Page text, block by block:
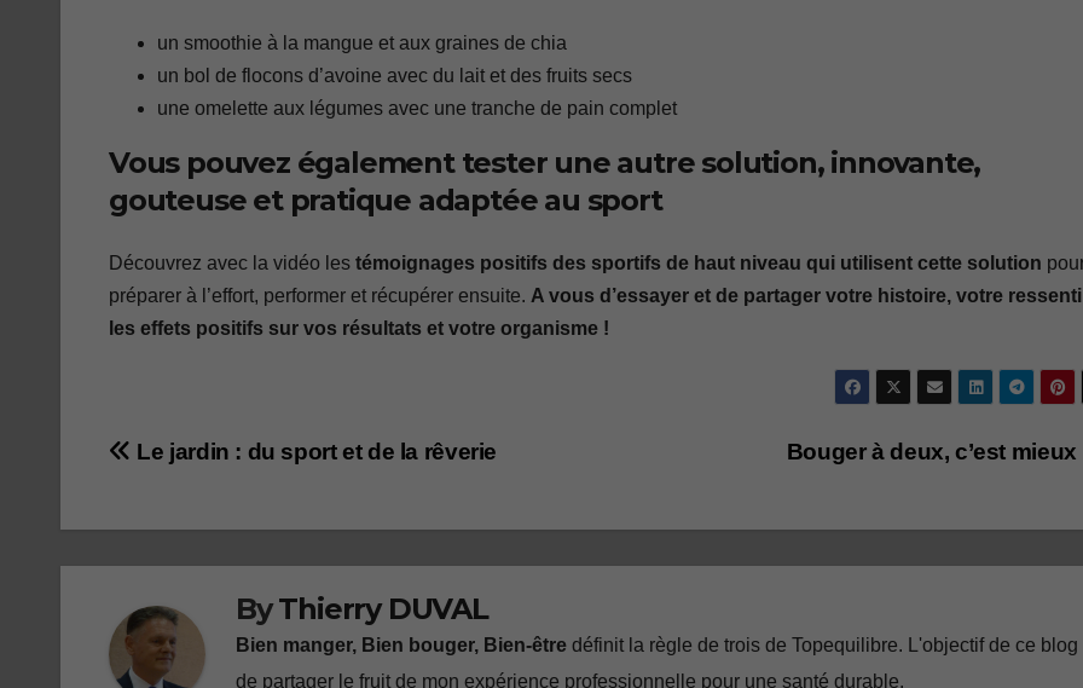
un smoothie à la mangue et aux graines de chia
un bol de flocons d’avoine avec du lait et des fruits secs
une omelette aux légumes avec une tranche de pain complet
Vous pouvez également tester une autre solution, innovante,
gouteuse et pratique adaptée au sport
Découvrez avec la vidéo les témoignages positifs des sportifs de haut niveau qui utilisent cette solution
préparer à l’effort, performer et récupérer ensuite. A vous d’essayer et de partager votre histoire, votre
les effets positifs sur vos résultats et votre organisme !
Navigation
l’article
Bouger à deux, c’est
Le jardin : du sport et de la rêverie
ByThierry DUVAL
Bien manger, Bien bouger, Bien-être définit la règle de trois de Topequilibre. L'objectif de ce blog
de partager le fruit de mon expérience professionnelle pour une santé durable.